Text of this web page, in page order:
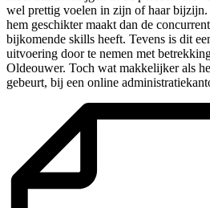
wel prettig voelen in zijn of haar bijzijn.
hem geschikter maakt dan de
bijkomende skills heeft. Tevens is dit
uitvoering door te nemen met
Oldeouwer. Toch wat makkelijker als
gebeurt, bij een online